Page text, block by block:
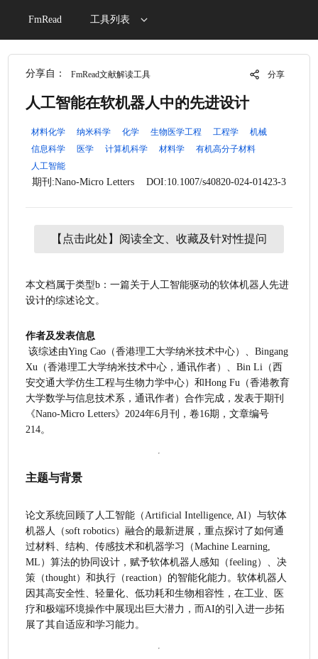
FmRead 工具列表
分享自： FmRead文献解读工具 分享
人工智能在软机器人中的先进设计
材料化学 纳米科学 化学 生物医学工程 工程学
机械
信息科学
医学 计算机科学 材料学
有机高分子材料
人工智能
期刊:Nano-Micro Letters DOI:10.1007/s40820-024-01423-3
【点击此处】阅读全文、收藏及针对性提问
本文档属于类型b：一篇关于人工智能驱动的软体机器人先进
设计的综述论文。
作者及发表信息
该综述由Ying Cao（香港理工大学纳米技术中心）、Bingang
Xu（香港理工大学纳米技术中心，通讯作者）、Bin Li（西
安交通大学仿生工程与生物力学中心）和Hong Fu（香港教育
大学数学与信息技术系，通讯作者）合作完成，发表于期刊
《Nano-Micro Letters》2024年6月刊，卷16期，文章编号
214。
主题与背景
论文系统回顾了人工智能（Artificial Intelligence, AI）与软体
机器人（soft robotics）融合的最新进展，重点探讨了如何通
过材料、结构、传感技术和机器学习（Machine Learning,
ML）算法的协同设计，赋予软体机器人感知（feeling）、决
策（thought）和执行（reaction）的智能化能力。软体机器人
因其高安全性、轻量化、低功耗和生物相容性，在工业、医
疗和极端环境操作中展现出巨大潜力，而AI的引入进一步拓
展了其自适应和学习能力。